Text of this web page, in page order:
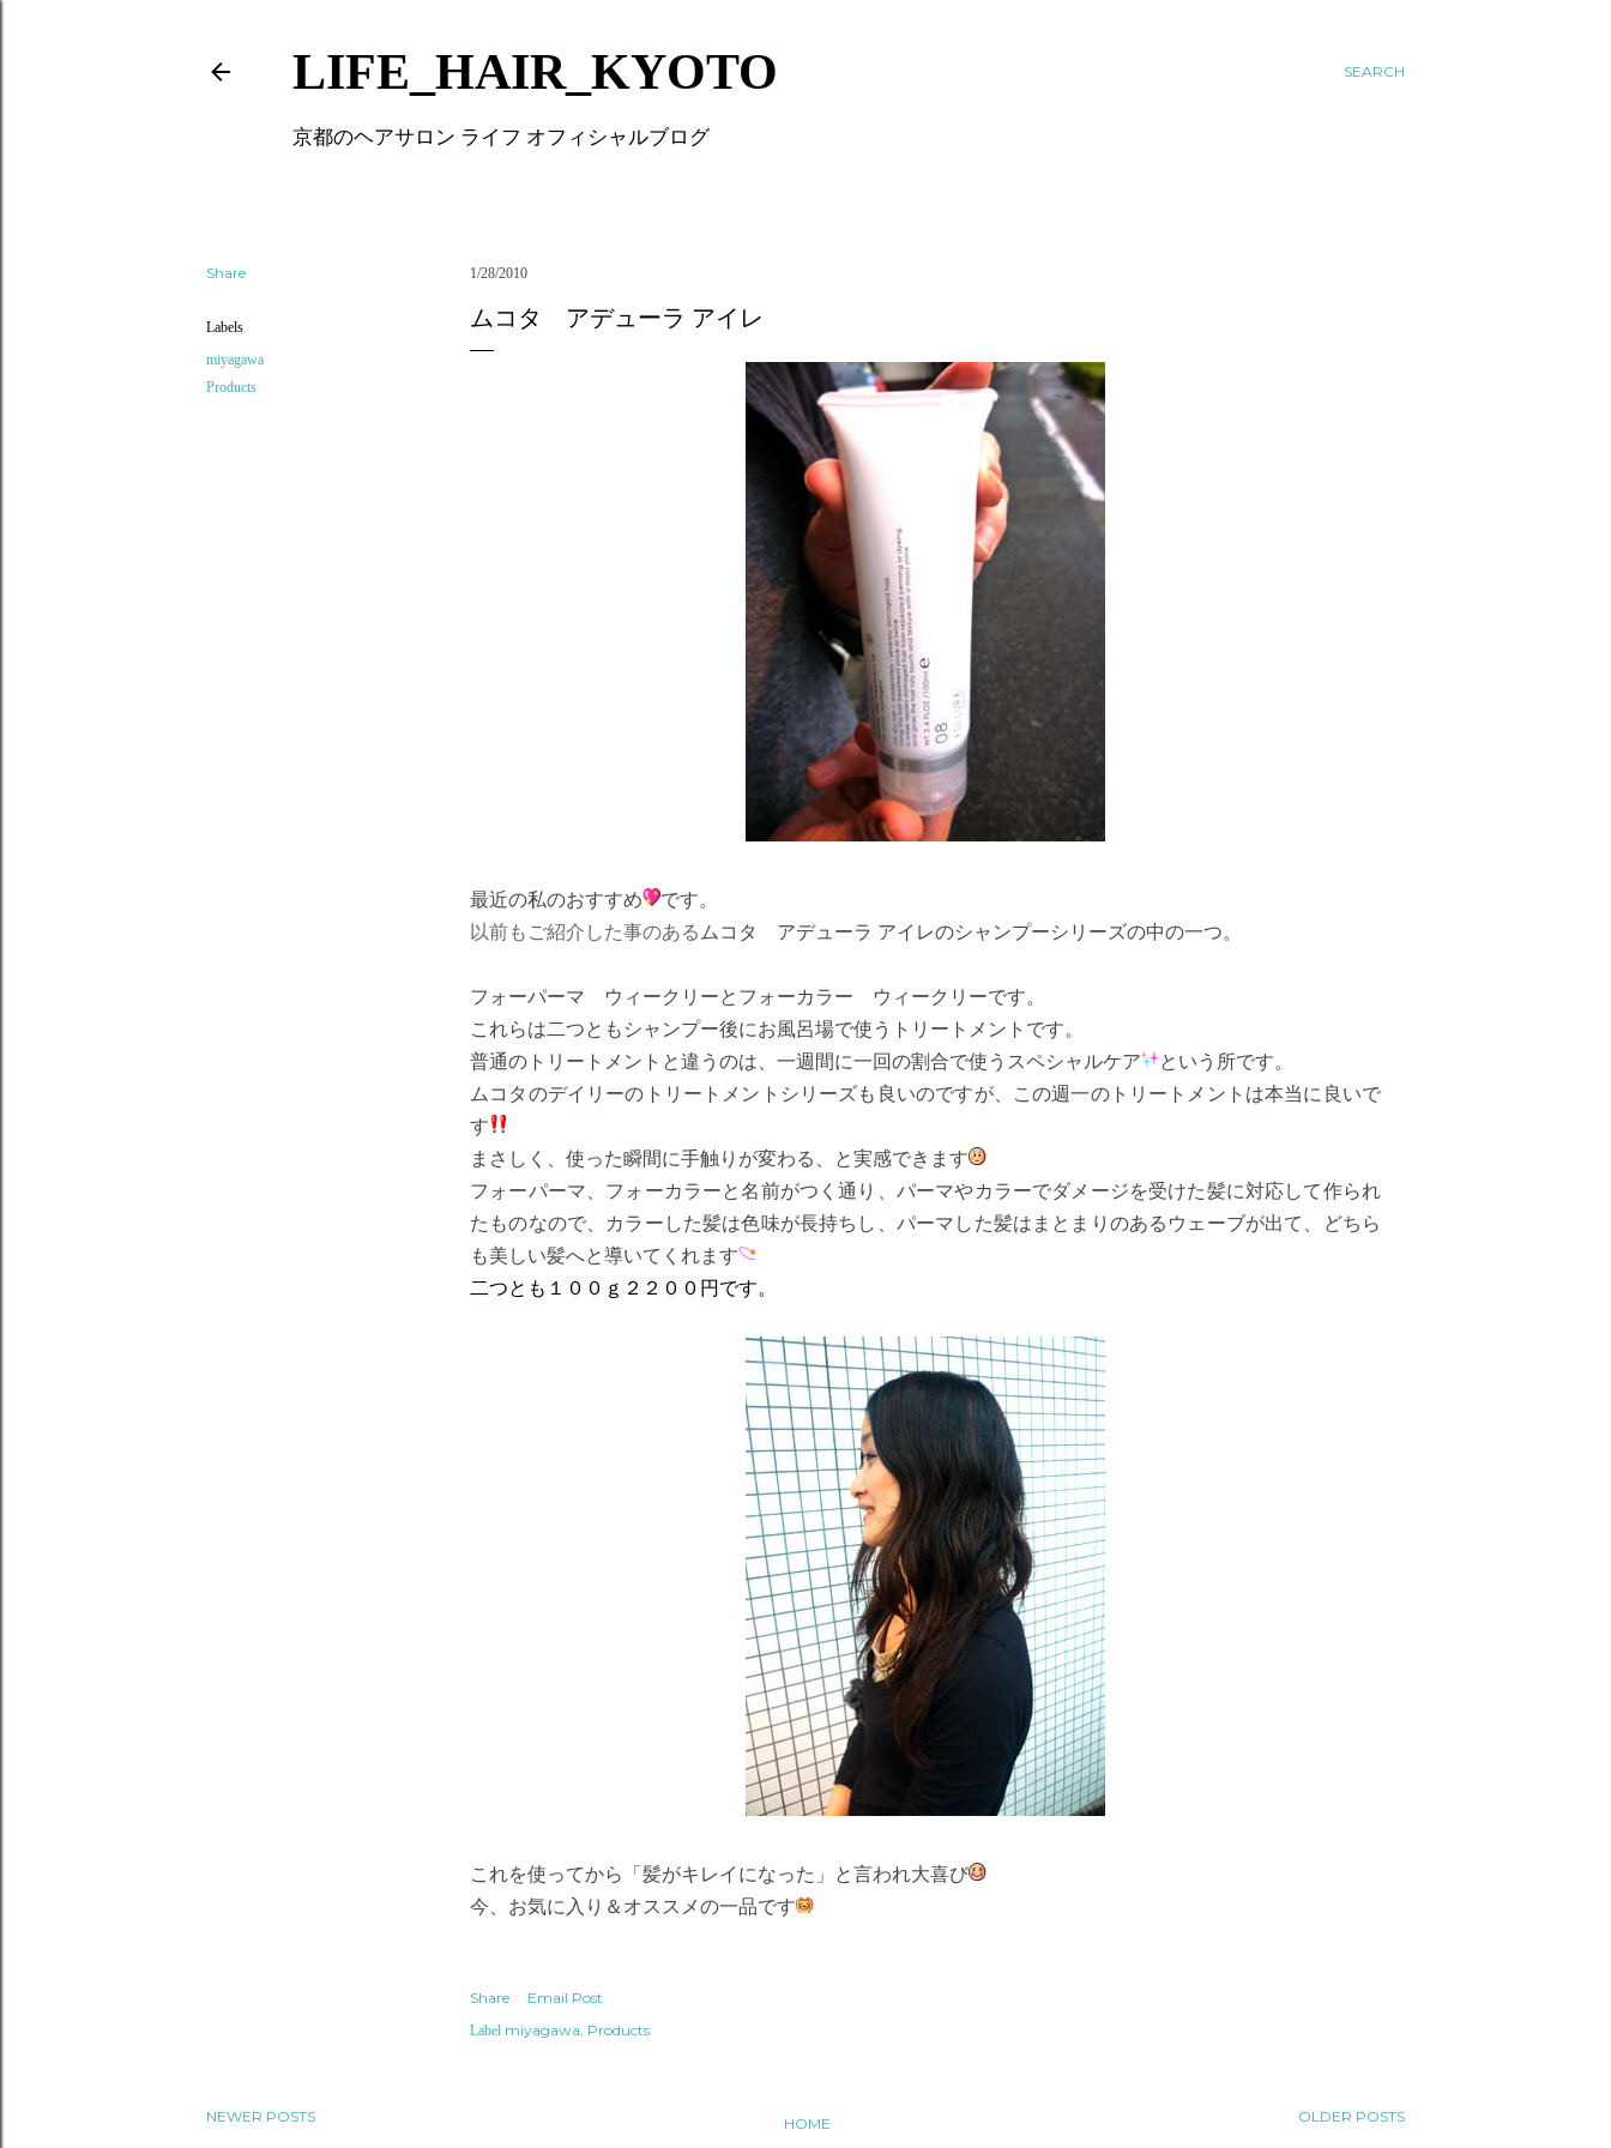
SEARCH
LIFE_HAIR_KYOTO
京都のヘアサロン ライフ オフィシャルブログ
Share
Labels
miyagawa
Products
1/28/2010
ムコタ アデューラ アイレ
最近の私のおすすめ
です。
以前もご紹介した事のある ムコタ アデューラ アイレのシャンプーシリーズの中の一つ。
フォーパーマ ウィークリーとフォーカラー ウィークリーです。
これらは二つともシャンプー後にお風呂場で使うトリートメントです。
普通のトリートメントと違うのは、一週間に一回の割合で使うスペシャルケア
という所です。
ムコタのデイリーのトリートメントシリーズも良いのですが、この週一のトリートメントは本当に良いで
す
まさしく、使った瞬間に手触りが変わる、と実感できます
フォーパーマ、フォーカラーと名前がつく通り、パーマやカラーでダメージを受けた髪に対応して作られ
たものなので、カラーした髪は色味が長持ちし、パーマした髪はまとまりのあるウェーブが出て、どちら
も美しい髪へと導いてくれます
二つとも１００ｇ２２００円です。
これを使ってから「髪がキレイになった」と言われ大喜び
今、お気に入り＆オススメの一品です
Share Email Post
Label miyagawa Products
NEWER POSTS OLDER POSTS
HOME